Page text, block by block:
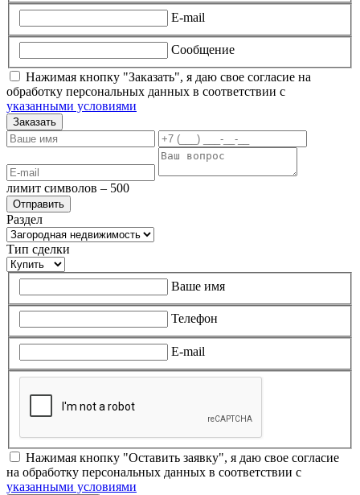
E-mail
Сообщение
Нажимая кнопку "Заказать", я даю свое согласие на
обработку персональных данных в соответствии с
указанными условиями
Заказать
лимит символов – 500
Раздел
Тип сделки
Ваше имя
Телефон
E-mail
Нажимая кнопку "Оставить заявку", я даю свое согласие
на обработку персональных данных в соответствии с
указанными условиями